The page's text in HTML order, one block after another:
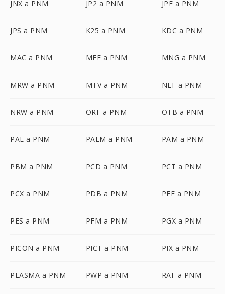
JNX a PNM JP2 a PNM JPE a PNM
JPS a PNM K25 a PNM KDC a PNM
MAC a PNM MEF a PNM MNG a PNM
MRW a PNM MTV a PNM NEF a PNM
NRW a PNM ORF a PNM OTB a PNM
PAL a PNM PALM a PNM PAM a PNM
PBM a PNM PCD a PNM PCT a PNM
PCX a PNM PDB a PNM PEF a PNM
PES a PNM PFM a PNM PGX a PNM
PICON a PNM PICT a PNM PIX a PNM
PLASMA a PNM PWP a PNM RAF a PNM